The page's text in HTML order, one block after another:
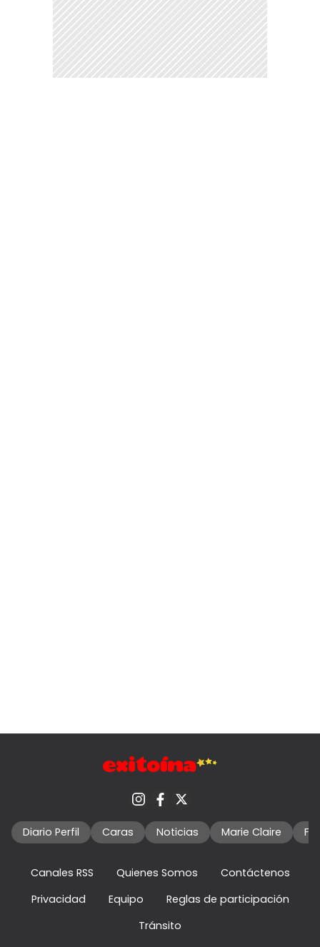
Diario Perfil Caras Noticias Marie Claire
Canales RSS Quienes Somos
Contáctenos
Privacidad
Equipo
Reglas de participación
Tránsito